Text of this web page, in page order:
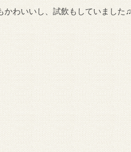
かわいいし、試飲もしていました♫